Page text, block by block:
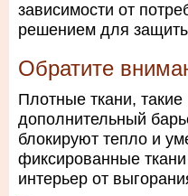
зависимости от
решением для защиты
Обратите
Плотные ткани,
дополнительный
блокируют тепло и
фиксированные
интерьер от